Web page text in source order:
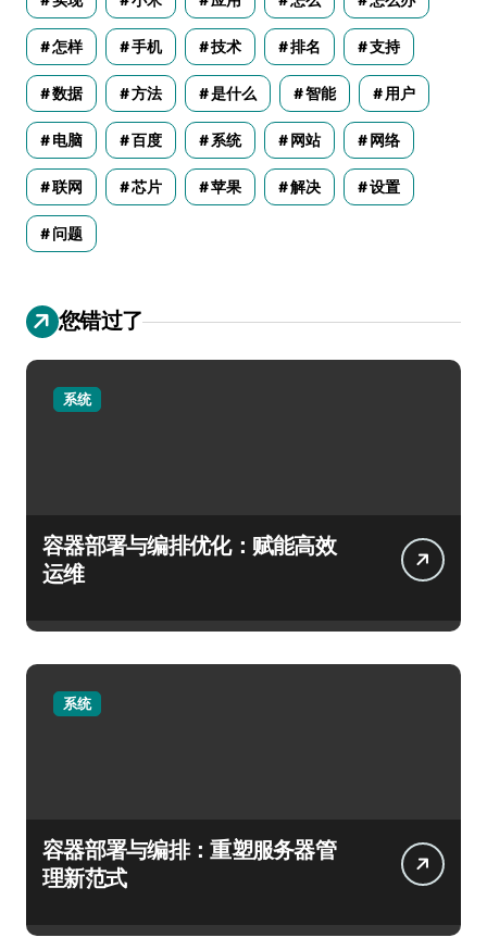
怎样 手机 技术 排名 支持
数据 方法 是什么 智能 用户
电脑 百度 系统 网站 网络
联网 芯片 苹果 解决 设置
问题
您错过了
系统
容器部署与编排优化：赋能高效
运维
系统
容器部署与编排：重塑服务器管
理新范式